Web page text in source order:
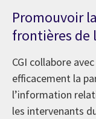
Promouvoir
frontières de
CGI collabore
efficacement la
l’information
les intervenants